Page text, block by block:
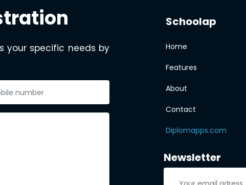
your specific needs by
Schoolap
Home
Features
About
Contact
Diplomapps.com
Newsletter